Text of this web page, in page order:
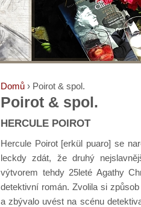
Domů › Poirot & spol.
Poirot & spol.
HERCULE POIROT
Hercule Poirot [erkül puaro] se
leckdy zdát, že druhý
výtvorem tehdy 25leté Agathy
detektivní román. Zvolila si
a zbývalo uvést na scénu